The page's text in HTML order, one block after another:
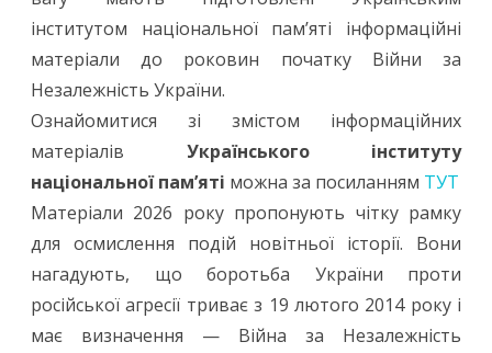
Незалежність
України
інститутом національної пам’яті інформаційні
матеріали до роковин початку Війни за
Незалежність України.
Ознайомитися зі змістом інформаційних
матеріалів Українського інституту
національної пам’яті можна за посиланням ТУТ
Матеріали 2026 року пропонують чітку рамку
для осмислення подій новітньої історії. Вони
нагадують, що боротьба України проти
російської агресії триває з 19 лютого 2014 року і
має визначення — Війна за Незалежність